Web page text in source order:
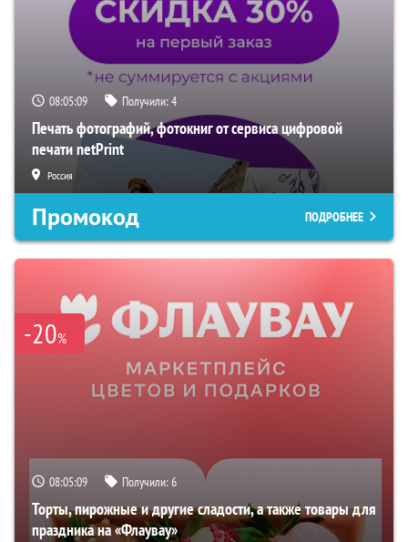
08:05:08 Получили:4
Печать фотографий, фотокниг от сервиса цифровой
печати netPrint
Россия
Промокод ПОДРОБНЕЕ
-20%
08:05:08 Получили:6
Торты, пирожные и другие сладости, а также товары для
праздника на «Флаувау»